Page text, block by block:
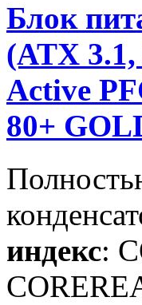
Блок
(ATX
Active
80+
индекс: